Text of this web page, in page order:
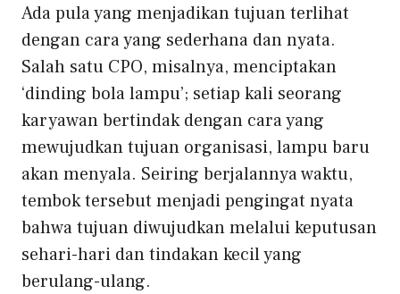
Ada pula yang menjadikan tujuan terlihat
dengan cara yang sederhana dan nyata.
Salah satu CPO, misalnya, menciptakan
‘dinding bola lampu’; setiap kali seorang
karyawan bertindak dengan cara yang
mewujudkan tujuan organisasi, lampu baru
akan menyala. Seiring berjalannya waktu,
tembok tersebut menjadi pengingat nyata
bahwa tujuan diwujudkan melalui keputusan
sehari-hari dan tindakan kecil yang
berulang-ulang.